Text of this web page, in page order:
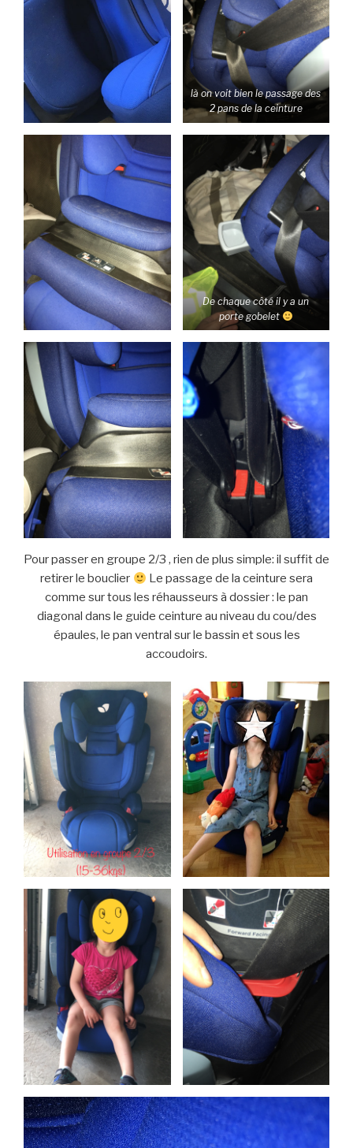
là on voit bien le passage des
2 pans de la ceinture
De chaque côté il y a un
porte gobelet
Pour passer en groupe 2/3 , rien de plus simple: il suffit de
retirer le bouclier
Le passage de la ceinture sera
comme sur tous les réhausseurs à dossier : le pan
diagonal dans le guide ceinture au niveau du cou/des
épaules, le pan ventral sur le bassin et sous les
accoudoirs.